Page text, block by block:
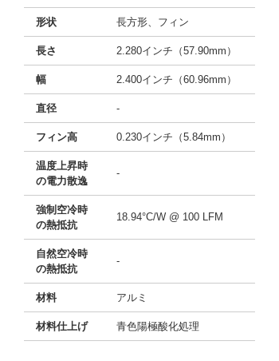
形状 長方形、フィン
長さ 2.280インチ（57.90mm）
幅 2.400インチ（60.96mm）
直径 -
フィン高 0.230インチ（5.84mm）
温度上昇時
の電力散逸
-
強制空冷時
の熱抵抗
18.94°C/W @ 100 LFM
自然空冷時
の熱抵抗
-
材料 アルミ
材料仕上げ 青色陽極酸化処理